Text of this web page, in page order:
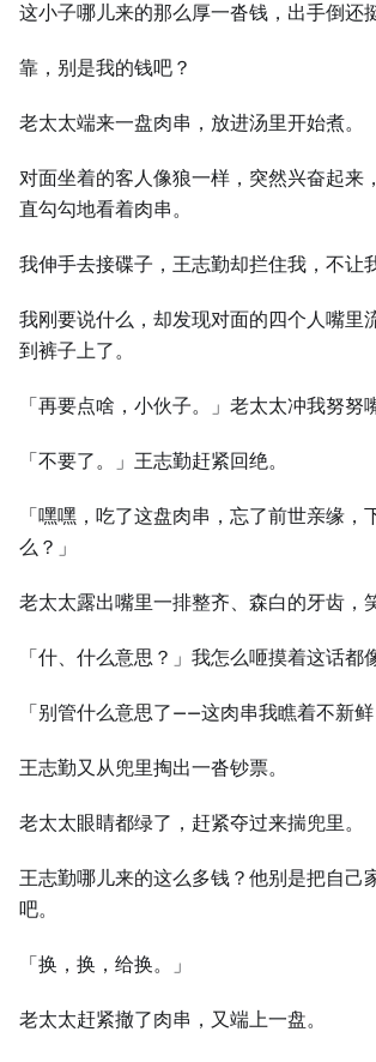
这小子哪儿来的那么厚一沓钱，出手倒还
靠，别是我的钱吧？
老太太端来一盘肉串，放进汤里开始煮。
对面坐着的客人像狼一样，突然兴奋起来
直勾勾地看着肉串。
我伸手去接碟子，王志勤却拦住我，不让
我刚要说什么，却发现对面的四个人嘴里
到裤子上了。
「再要点啥，小伙子。」老太太冲我努努
「不要了。」王志勤赶紧回绝。
「嘿嘿，吃了这盘肉串，忘了前世亲缘，
么？」
老太太露出嘴里一排整齐、森白的牙齿，
「什、什么意思？」我怎么咂摸着这话都
「别管什么意思了——这肉串我瞧着不新鲜
王志勤又从兜里掏出一沓钞票。
老太太眼睛都绿了，赶紧夺过来揣兜里。
王志勤哪儿来的这么多钱？他别是把自己
吧。
「换，换，给换。」
老太太赶紧撤了肉串，又端上一盘。